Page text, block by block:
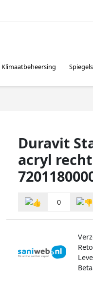
Klimaatbeheersing Spiegels
Duravit
acryl
0